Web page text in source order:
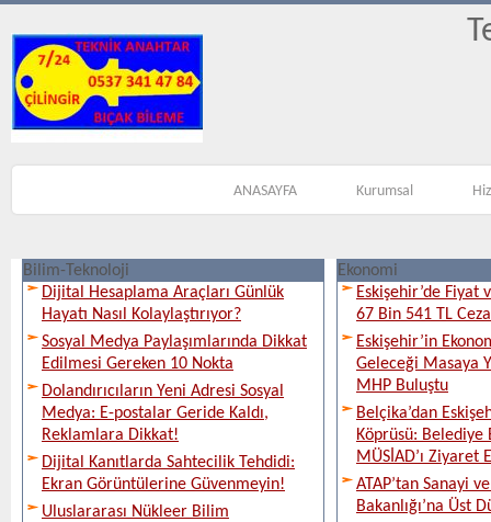
ANASAYFA Kurumsal
Bilim-Teknoloji
Dijital Hesaplama Araçları Günlük
Hayatı Nasıl Kolaylaştırıyor?
Sosyal Medya Paylaşımlarında Dikkat
Edilmesi Gereken 10 Nokta
Dolandırıcıların Yeni Adresi Sosyal
Medya: E-postalar Geride Kaldı,
Reklamlara Dikkat!
Dijital Kanıtlarda Sahtecilik Tehdidi:
Ekran Görüntülerine Güvenmeyin!
Uluslararası Nükleer Bilim
Ekonomi
Eskişehir’de Fiyat
67 Bin 541 TL
Eskişehir’in
Geleceği Masaya
MHP Buluştu
Belçika’dan
Köprüsü: Belediye
MÜSİAD’ı Ziyaret
ATAP’tan Sanayi
Bakanlığı’na Üst